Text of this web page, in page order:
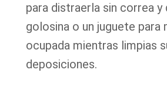
para distraerla sin correa y
golosina o un juguete para
ocupada mientras limpias
deposiciones.